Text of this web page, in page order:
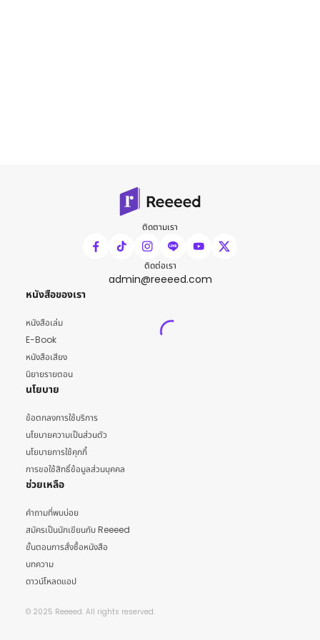
ติดตามเรา
ติดต่อเรา
admin@reeeed.com
หนังสือของเรา
หนังสือเล่ม
E-Book
หนังสือเสียง
นิยายรายตอน
นโยบาย
ข้อตกลงการใช้บริการ
นโยบายความเป็นส่วนตัว
นโยบายการใช้คุกกี้
การขอใช้สิทธิ์ข้อมูลส่วนบุคคล
ช่วยเหลือ
คำถามที่พบบ่อย
สมัครเป็นนักเขียนกับ Reeeed
ขั้นตอนการสั่งซื้อหนังสือ
บทความ
ดาวน์โหลดแอป
© 2025 Reeeed. All rights reserved.